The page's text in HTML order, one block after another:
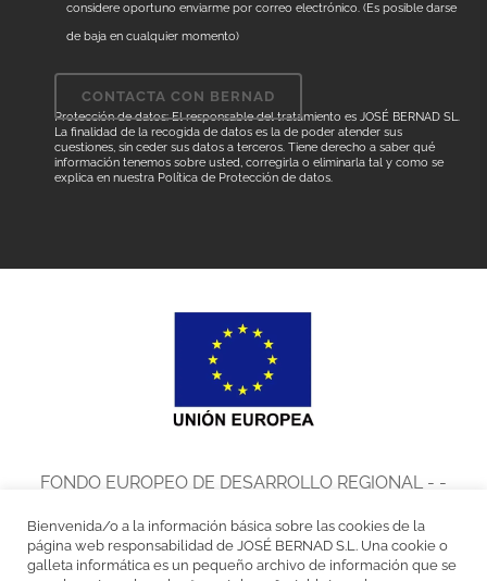
considere oportuno enviarme por correo electrónico. (Es posible darse
de baja en cualquier momento)
Protección de datos: El responsable del tratamiento es JOSÉ BERNAD SL.
La finalidad de la recogida de datos es la de poder atender sus
cuestiones, sin ceder sus datos a terceros. Tiene derecho a saber qué
información tenemos sobre usted, corregirla o eliminarla tal y como se
explica en nuestra Política de Protección de datos
FONDO EUROPEO DE DESARROLLO REGIONAL - -
José Bernad, S.L. en el marco del Programa de Iniciación a la
Exportación ICEX Next, ha contado con el apoyo de ICEX y con la
Bienvenida/o a la información básica sobre las cookies de la
página web responsabilidad de JOSÉ BERNAD S.L. Una cookie o
galleta informática es un pequeño archivo de información que se